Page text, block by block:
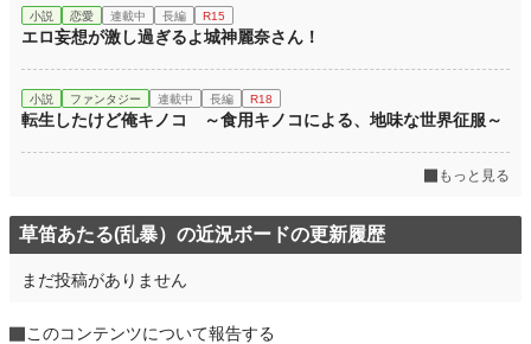
小説 恋愛 連載中 長編 R15
エロ妄想が激し過ぎるよ城神麗奈さん！
小説 ファンタジー 連載中 長編 R18
転生したけど俺キノコ ～食用キノコによる、地味な世界征服～
もっと見る
草笛あたる(乱暴）の近況ボードの更新履歴
まだ投稿がありません
このコンテンツについて報告する